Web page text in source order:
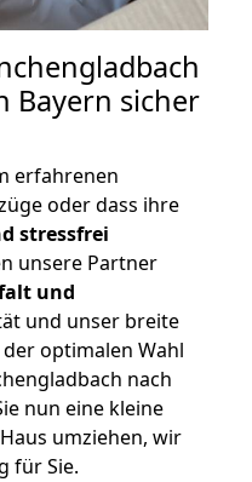
Bayern sicher
erfahrenen
oder dass ihre
stressfrei
unsere Partner
und
und unser breite
optimalen Wahl
nach
nun eine kleine
umziehen, wir
für Sie.